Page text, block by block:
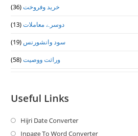
خرید وفروخت(36)
دوسرے معاملات(13)
سود وانشورنس (19)
وراثت ووصيت(58)
Useful Links
Hijri Date ConverterOpens
in
Inpage To Word ConverterOpens